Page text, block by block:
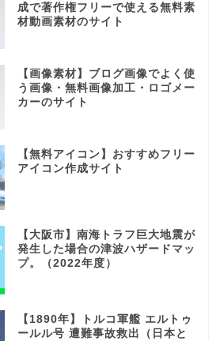
成で著作権フリーで使える無料素
材動画素材のサイト
【画像素材】ブログ画像でよく使
う画像・無料画像加工・ロゴメー
カーのサイト
【無料アイコン】おすすめフリー
アイコン作成サイト
【大阪市】南海トラフ巨大地震が
発生した場合の津波ハザードマッ
プ。（2022年度）
【1890年】トルコ軍艦 エルトゥ
ールル号 遭難事故救出（日本と